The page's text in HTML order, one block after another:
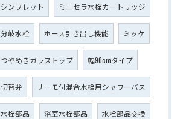
シンプレット ミニセラ水栓カートリッジ
分岐水栓 ホース引き出し機能 ミッケ
つやめきガラストップ 幅90cmタイプ
切替弁 サーモ付混合水栓用シャワーバス
水栓部品 浴室水栓部品 水栓部品交換